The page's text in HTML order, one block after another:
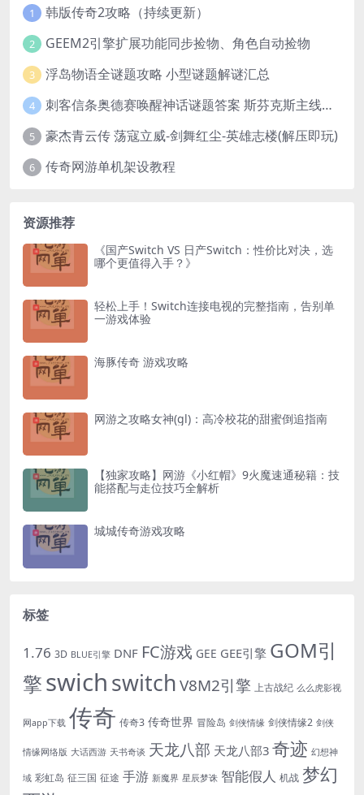
1 韩版传奇2攻略（持续更新）
2 GEEM2引擎扩展功能同步捡物、角色自动捡物
3 浮岛物语全谜题攻略 小型谜题解谜汇总
4 刺客信条奥德赛唤醒神话谜题答案 斯芬克斯主线攻略
5 豪杰青云传 荡寇立威-剑舞红尘-英雄志楼(解压即玩)
6 传奇网游单机架设教程
资源推荐
《国产Switch VS 日产Switch：性价比对决，选
哪个更值得入手？》
轻松上手！Switch连接电视的完整指南，告别单
一游戏体验
海豚传奇 游戏攻略
网游之攻略女神(gl)：高冷校花的甜蜜倒追指南
【独家攻略】网游《小红帽》9火魔速通秘籍：技
能搭配与走位技巧全解析
城城传奇游戏攻略
标签
1.76 3D BLUE引擎 DNF FC游戏 GEE GEE引擎 GOM引
擎swichswitchV8M2引擎 上古战纪 么么虎影视
网app下载 传奇 传奇3 传奇世界 冒险岛 剑侠情缘 剑侠情缘2 剑侠
情缘网络版 大话西游 天书奇谈 天龙八部 天龙八部3 奇迹 幻想神
域 彩虹岛 征三国 征途 手游 新魔界 星辰梦诛 智能假人 机战 梦幻